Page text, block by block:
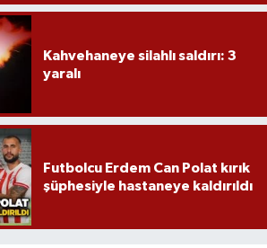
Kahvehaneye silahlı saldırı: 3
yaralı
Futbolcu Erdem Can Polat kırık
şüphesiyle hastaneye kaldırıldı